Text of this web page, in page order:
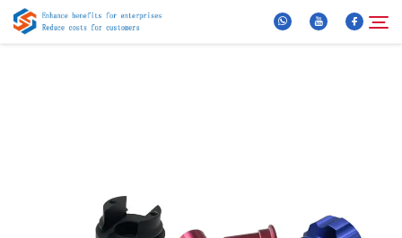
Neuigkeiten